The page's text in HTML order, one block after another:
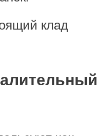
клад